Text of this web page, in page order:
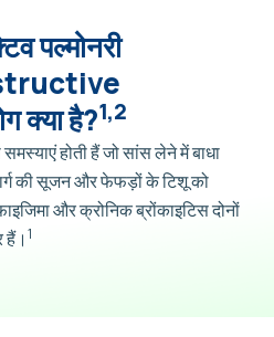
पल्मोनरी
क्या है?1,2
होती हैं जो सांस लेने में बाधा
की सूजन और फेफड़ों के टिशू को
और क्रोनिक ब्रोंकाइटिस दोनों
हैं। 1